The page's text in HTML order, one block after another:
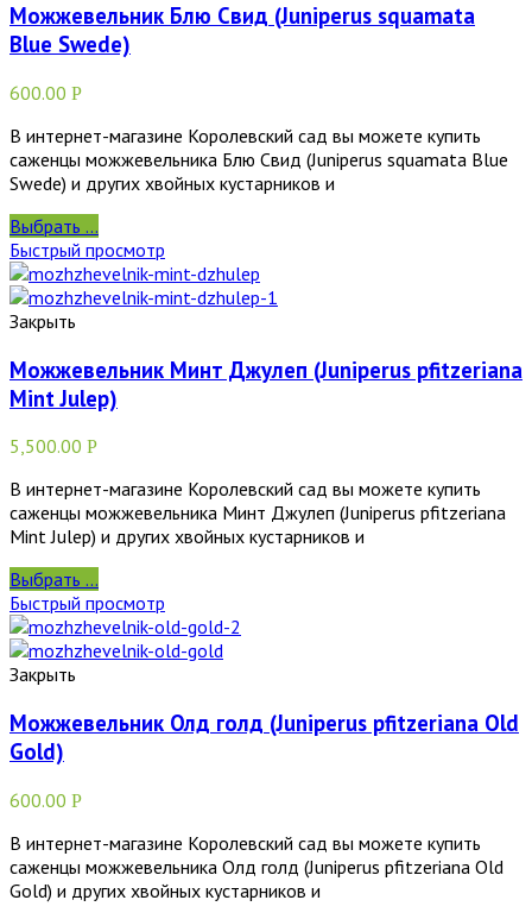
Можжевельник Блю Свид (Juniperus squamata
Blue Swede)
600.00 Р
В интернет-магазине Королевский сад вы можете купить
саженцы можжевельника Блю Свид (Juniperus squamata Blue
Swede) и других хвойных кустарников и
Выбрать ...
Быстрый просмотр
Закрыть
Можжевельник Минт Джулеп (Juniperus pfitzeriana
Mint Julep)
5,500.00 Р
В интернет-магазине Королевский сад вы можете купить
саженцы можжевельника Минт Джулеп (Juniperus pfitzeriana
Mint Julep) и других хвойных кустарников и
Выбрать ...
Быстрый просмотр
Закрыть
Можжевельник Олд голд (Juniperus pfitzeriana Old
Gold)
600.00 Р
В интернет-магазине Королевский сад вы можете купить
саженцы можжевельника Олд голд (Juniperus pfitzeriana Old
Gold) и других хвойных кустарников и